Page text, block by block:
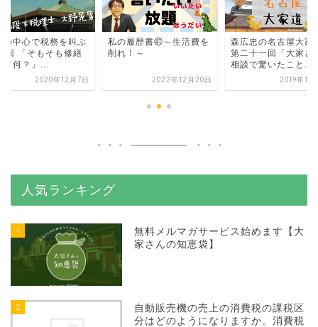
の中心で税務を叫ぶ
回 「そもそも修繕
て何？」...
2020年12月7日
私の履歴書㊶～生活費を
削れ！～
2022年12月20日
森広忠の名古屋大家
第二十一回「大家さ
相談で驚いたこと...
2019年10
人気ランキング
1
無料メルマガサービス始めます【大
家さんの知恵袋】
2
自動販売機の売上の消費税の課税区
分はどのようになりますか。消費税